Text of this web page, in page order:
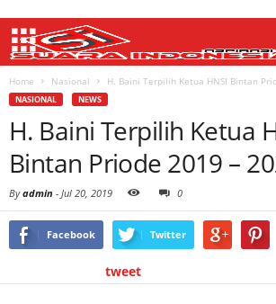
Home Nasional H. Baini Terpilih Ketua HNSI Bintan
NASIONAL NEWS
H. Baini Terpilih Ketua
Bintan Priode 2019 –
Byadmin - Jul 20, 2019 0
Facebook Twitter
tweet